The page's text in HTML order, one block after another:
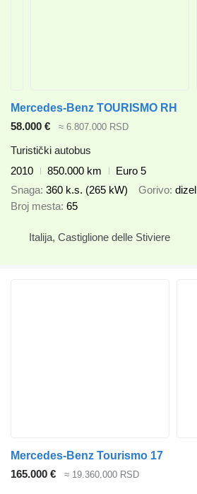
Mercedes-Benz TOURISMO RH
58.000 €
≈ 6.807.000 RSD
Turistički autobus
2010
850.000 km
Euro 5
Snaga 360 k.s. (265 kW) Gorivo dizel
Broj mesta 65
Italija, Castiglione delle Stiviere
Mercedes-Benz Tourismo 17
165.000 €
≈ 19.360.000 RSD